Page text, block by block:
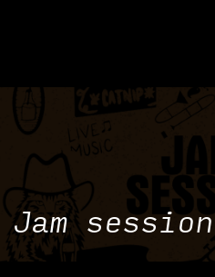
Jam session